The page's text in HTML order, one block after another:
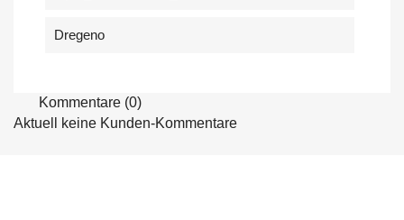
Dregeno
Kommentare (0)
Aktuell keine Kunden-Kommentare